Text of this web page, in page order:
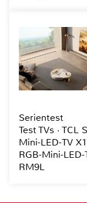
Serientest
Test TVs · TCL
Mini-LED-TV
RGB-Mini-LED-
RM9L